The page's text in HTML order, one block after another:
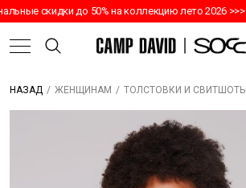
скидки до 50% на коллекцию лето 2026 >>>
НАЗАД / ЖЕНЩИНАМ / ТОЛСТОВКИ И СВИТШОТЫ